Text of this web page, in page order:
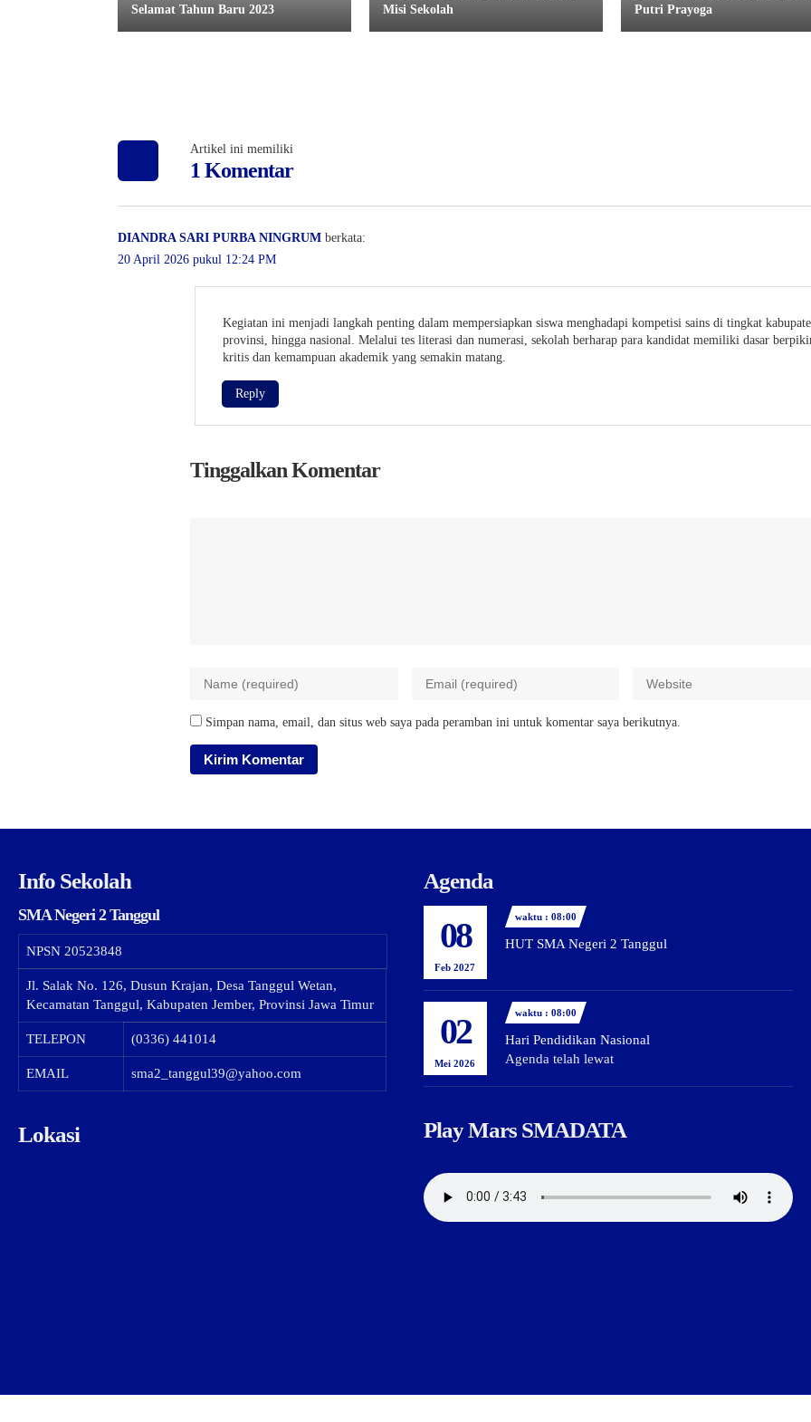
Selamat Tahun Baru 2023
Misi Sekolah
Putri Prayoga
Artikel ini memiliki
1 Komentar
DIANDRA SARI PURBA NINGRUM berkata:
20 April 2026 pukul 12:24 PM
Kegiatan ini menjadi langkah penting dalam mempersiapkan siswa menghadapi kompetisi sains di tingkat
provinsi, hingga nasional. Melalui tes literasi dan numerasi, sekolah berharap para kandidat memiliki dasar
kritis dan kemampuan akademik yang semakin matang.
Reply
Tinggalkan Komentar
Simpan nama, email, dan situs web saya pada peramban ini untuk komentar saya berikutnya.
Info Sekolah
SMA Negeri 2 Tanggul
NPSN 20523848
Jl. Salak No. 126, Dusun Krajan, Desa Tanggul Wetan,
Kecamatan Tanggul, Kabupaten Jember, Provinsi Jawa Timur
TELEPON (0336) 441014
EMAIL sma2_tanggul39@yahoo.com
Lokasi
Agenda
08
Feb 2027
waktu : 08:00
HUT SMA Negeri 2 Tanggul
02
Mei 2026
waktu : 08:00
Hari Pendidikan Nasional
Agenda telah lewat
Play Mars SMADATA